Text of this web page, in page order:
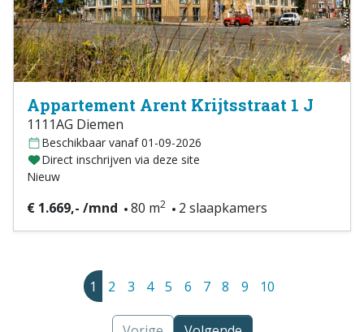
Appartement Arent Krijtsstraat 1 J
1111AG Diemen
Beschikbaar vanaf 01-09-2026
Direct inschrijven via deze site
Nieuw
€ 1.669,- /mnd 80 m2 2 slaapkamers
1 2 3 4 5 6 7 8 9 10